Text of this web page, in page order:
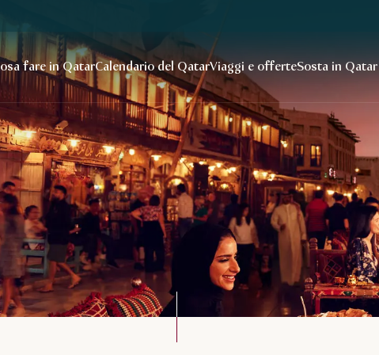
fare in QatarCalendario del QatarViaggi e offerteSosta in Qatar